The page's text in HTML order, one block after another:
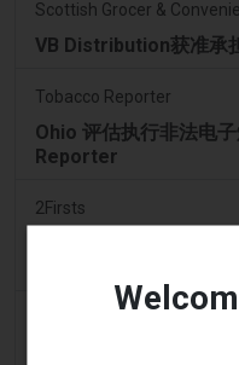
VB Distribution获准承
Tobacco Reporter
Ohio 评估执行非法电
Reporter
2Firsts